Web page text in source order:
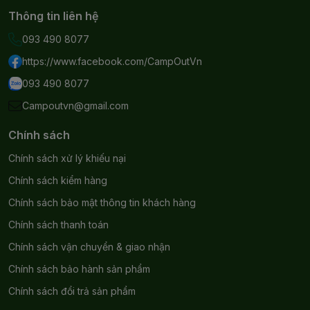
KHUNG:
Hợp kim nhôm DAC độc quyền
Dây chống sốc bằng silicon
Chân cao su
GHẾ:
polyester 600D được chứng nhận bluesign® và
tái chế
lưới polyester tái chế và được chứng nhận
bluesign®
monomesh nylon tái chế và được chứng nhận
bluesign®
Thông tin liên hệ
093 490 8077
https://www.facebook.com/CampOutVn
093 490 8077
Campoutvn@gmail.com
Chính sách
Chính sách xử lý khiếu nại
Chính sách kiểm hàng
Chính sách bảo mật thông tin khách hàng
Chính sách thanh toán
Chính sách vận chuyển & giao nhận
Chính sách bảo hành sản phẩm
Chính sách đổi trả sản phẩm